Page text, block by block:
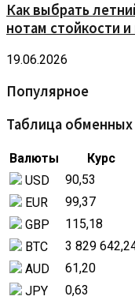
Как выбрать
нотам стойкости
19.06.2026
Популярное
Таблица обменных
Валюты Курс
USD
90,53
EUR
99,37
GBP
115,18
BTC
3 829
AUD
61,20
JPY
0,63